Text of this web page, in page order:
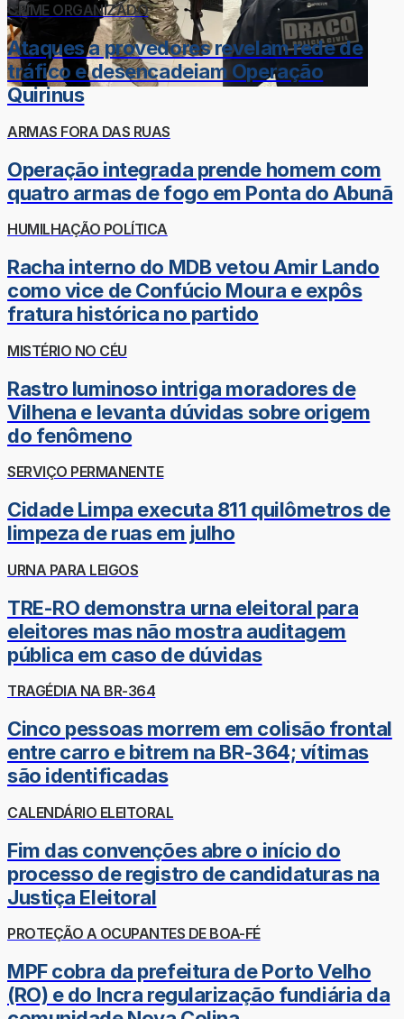
CRIME ORGANIZADO
Ataques a provedores revelam rede de
tráfico e desencadeiam Operação
Quirinus
ARMAS FORA DAS RUAS
Operação integrada prende homem com
quatro armas de fogo em Ponta do Abunã
HUMILHAÇÃO POLÍTICA
Racha interno do MDB vetou Amir Lando
como vice de Confúcio Moura e expôs
fratura histórica no partido
MISTÉRIO NO CÉU
Rastro luminoso intriga moradores de
Vilhena e levanta dúvidas sobre origem
do fenômeno
SERVIÇO PERMANENTE
Cidade Limpa executa 811 quilômetros de
limpeza de ruas em julho
URNA PARA LEIGOS
TRE-RO demonstra urna eleitoral para
eleitores mas não mostra auditagem
pública em caso de dúvidas
TRAGÉDIA NA BR-364
Cinco pessoas morrem em colisão frontal
entre carro e bitrem na BR-364; vítimas
são identificadas
CALENDÁRIO ELEITORAL
Fim das convenções abre o início do
processo de registro de candidaturas na
Justiça Eleitoral
PROTEÇÃO A OCUPANTES DE BOA-FÉ
MPF cobra da prefeitura de Porto Velho
(RO) e do Incra regularização fundiária da